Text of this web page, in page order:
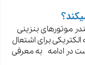
موتورهای بنزینی
برای اشتعال
در ادامه به معرفی